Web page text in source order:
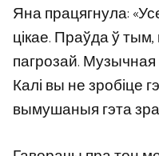
Яна працягнула:
цікае. Праўда ў
пагрозай.
Калі вы не зробіце
вымушаныя гэта